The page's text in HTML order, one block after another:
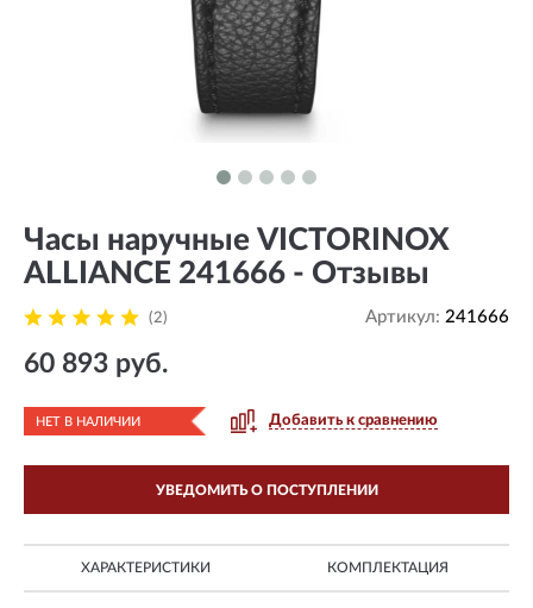
Часы наручные VICTORINOX
ALLIANCE 241666 - Отзывы
(2) Артикул: 241666
60 893 руб.
НЕТ В НАЛИЧИИ Добавить к сравнению
УВЕДОМИТЬ О ПОСТУПЛЕНИИ
ХАРАКТЕРИСТИКИ КОМПЛЕКТАЦИЯ